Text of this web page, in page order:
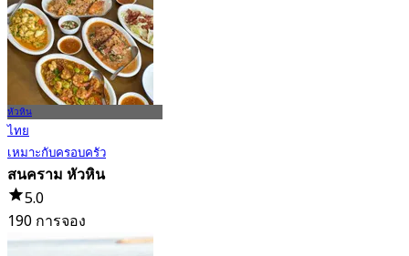
หัวหิน
ไทย
เหมาะกับครอบครัว
สนคราม หัวหิน
5.0
190 การจอง
จาก฿ 465